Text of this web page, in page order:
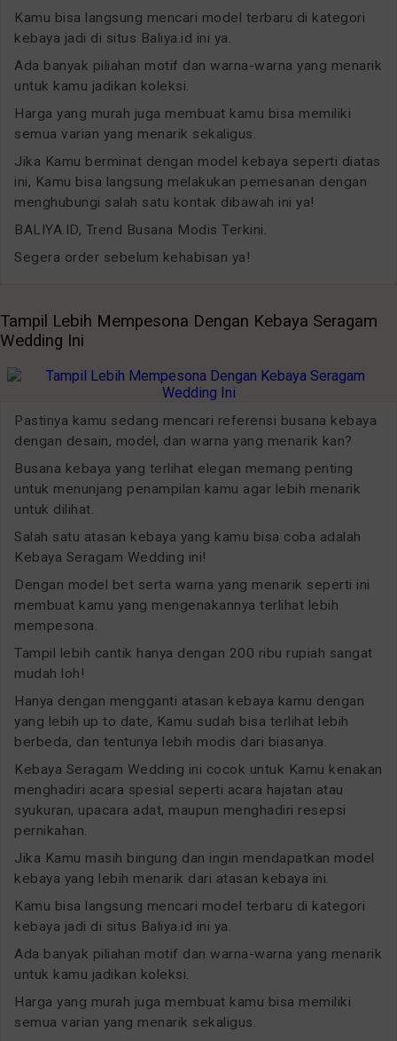
Kamu bisa langsung mencari model terbaru di kategori
kebaya jadi di situs Baliya.id ini ya.
Ada banyak piliahan motif dan warna-warna yang menarik
untuk kamu jadikan koleksi.
Harga yang murah juga membuat kamu bisa memiliki
semua varian yang menarik sekaligus.
Jika Kamu berminat dengan model kebaya seperti diatas
ini, Kamu bisa langsung melakukan pemesanan dengan
menghubungi salah satu kontak dibawah ini ya!
BALIYA.ID, Trend Busana Modis Terkini.
Segera order sebelum kehabisan ya!
Tampil Lebih Mempesona Dengan Kebaya Seragam
Wedding Ini
Pastinya kamu sedang mencari referensi busana kebaya
dengan desain, model, dan warna yang menarik kan?
Busana kebaya yang terlihat elegan memang penting
untuk menunjang penampilan kamu agar lebih menarik
untuk dilihat.
Salah satu atasan kebaya yang kamu bisa coba adalah
Kebaya Seragam Wedding ini!
Dengan model bet serta warna yang menarik seperti ini
membuat kamu yang mengenakannya terlihat lebih
mempesona.
Tampil lebih cantik hanya dengan 200 ribu rupiah sangat
mudah loh!
Hanya dengan mengganti atasan kebaya kamu dengan
yang lebih up to date, Kamu sudah bisa terlihat lebih
berbeda, dan tentunya lebih modis dari biasanya.
Kebaya Seragam Wedding ini cocok untuk Kamu kenakan
menghadiri acara spesial seperti acara hajatan atau
syukuran, upacara adat, maupun menghadiri resepsi
pernikahan.
Jika Kamu masih bingung dan ingin mendapatkan model
kebaya yang lebih menarik dari atasan kebaya ini.
Kamu bisa langsung mencari model terbaru di kategori
kebaya jadi di situs Baliya.id ini ya.
Ada banyak piliahan motif dan warna-warna yang menarik
untuk kamu jadikan koleksi.
Harga yang murah juga membuat kamu bisa memiliki
semua varian yang menarik sekaligus.